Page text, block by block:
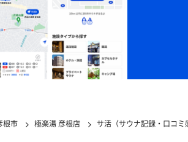
根市 極楽湯 彦根店 サ活（サウナ記録・口コミ